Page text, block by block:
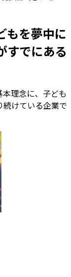
もを夢中に
すでにある
理念に、子ども
けている企業で